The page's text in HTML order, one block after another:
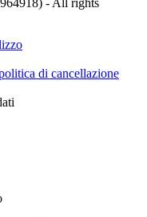
di cancellazione